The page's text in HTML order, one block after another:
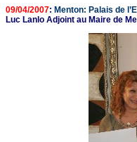
09/04/2007: Menton: Palais de
Luc Lanlo Adjoint au Maire de